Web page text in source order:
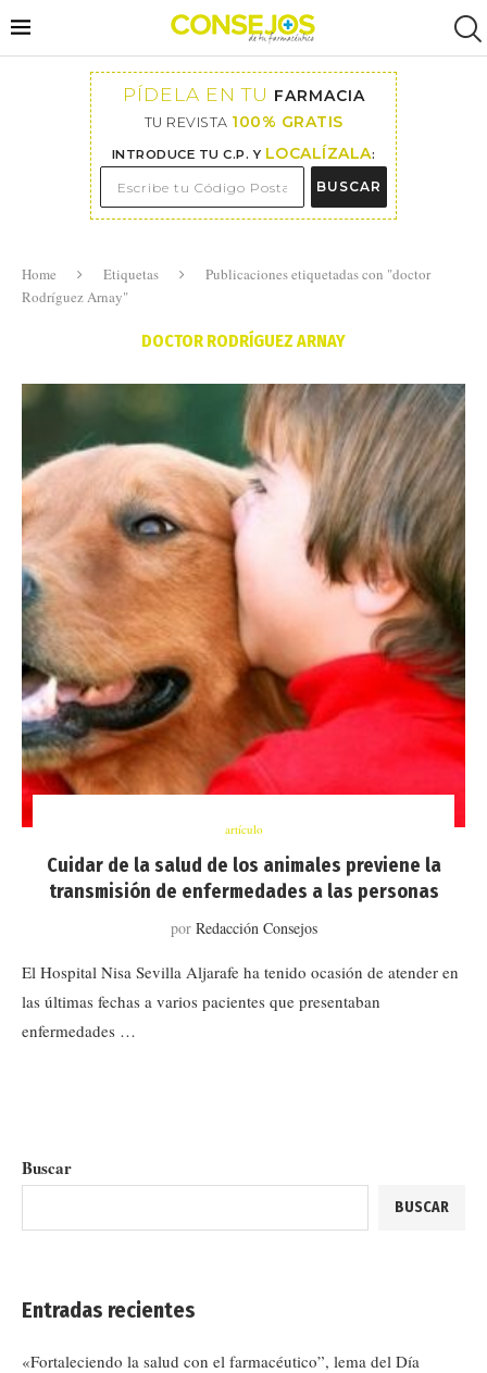
PÍDELA EN TU FARMACIA
TU REVISTA 100% GRATIS
INTRODUCE TU C.P. Y LOCALÍZALA:
BUSCAR
Home Etiquetas
Publicaciones etiquetadas con "doctor
Rodríguez Arnay"
DOCTOR RODRÍGUEZ ARNAY
artículo
Cuidar de la salud de los animales previene la
transmisión de enfermedades a las personas
por Redacción Consejos
El Hospital Nisa Sevilla Aljarafe ha tenido ocasión de atender en
las últimas fechas a varios pacientes que presentaban
enfermedades …
Buscar
BUSCAR
Entradas recientes
«Fortaleciendo la salud con el farmacéutico”, lema del Día